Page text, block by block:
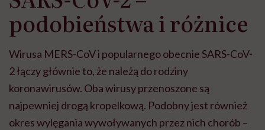
podobieństwa i różnice
Wirusa MERS-CoV i popularnego obecnie SARS-CoV-
2 łączy głównie to, że należą do rodziny
koronawirusów. Oba wirusy przenoszone są
najpewniej drogą kropelkową. Podobny jest również
okres wylęgania wywoływanych przez nich chorób –